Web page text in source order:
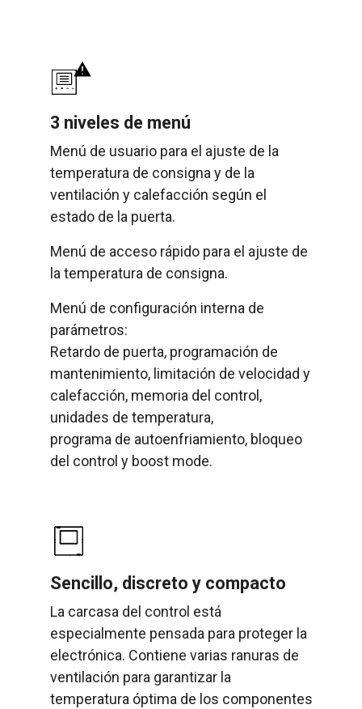
3 niveles de menú
Menú de usuario para el ajuste de la
temperatura de consigna y de la
ventilación y calefacción según el
estado de la puerta.
Menú de acceso rápido para el ajuste de
la temperatura de consigna.
Menú de configuración interna de
parámetros:
Retardo de puerta, programación de
mantenimiento, limitación de velocidad y
calefacción, memoria del control,
unidades de temperatura,
programa de autoenfriamiento, bloqueo
del control y boost mode.
Sencillo, discreto y compacto
La carcasa del control está
especialmente pensada para proteger la
electrónica. Contiene varias ranuras de
ventilación para garantizar la
temperatura óptima de los componentes